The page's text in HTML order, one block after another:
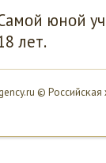
юнοй
лет.
©